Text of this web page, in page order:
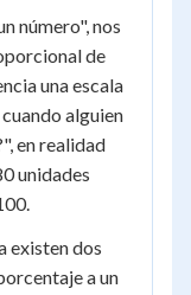
número", nos
de
una escala
alguien
en realidad
unidades
existen dos
a un